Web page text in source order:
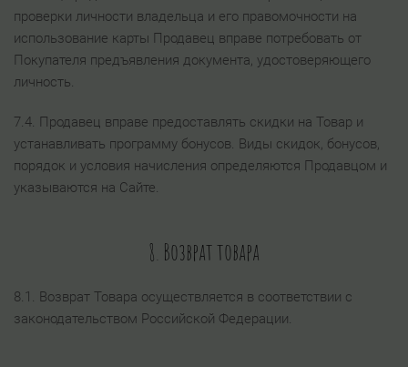
проверки личности владельца и его правомочности на
использование карты Продавец вправе потребовать от
Покупателя предъявления документа, удостоверяющего
личность.
7.4. Продавец вправе предоставлять скидки на Товар и
устанавливать программу бонусов. Виды скидок, бонусов,
порядок и условия начисления определяются Продавцом и
указываются на Сайте.
8. Возврат товара
8.1. Возврат Товара осуществляется в соответствии с
законодательством Российской Федерации.